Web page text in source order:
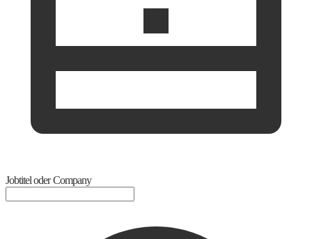
Jobtitel oder Company